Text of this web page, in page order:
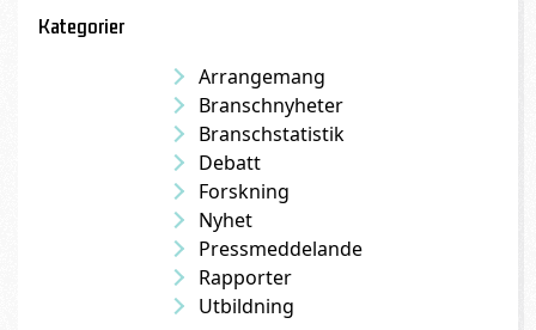
Kategorier
Arrangemang
Branschnyheter
Branschstatistik
Debatt
Forskning
Nyhet
Pressmeddelande
Rapporter
Utbildning